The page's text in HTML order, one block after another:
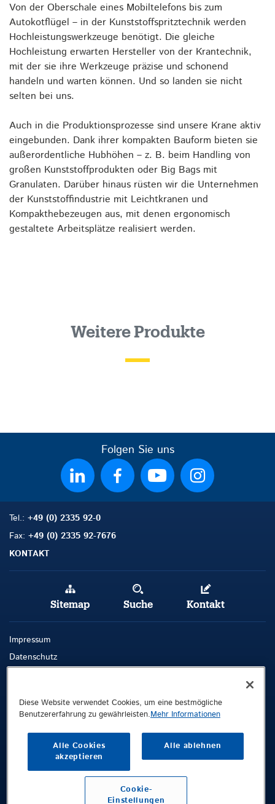
Von der Oberschale eines Mobiltelefons bis zum
Autokotflügel – in der Kunststoffspritztechnik werden
Hochleistungswerkzeuge benötigt. Die gleiche
Hochleistung erwarten Hersteller von der Krantechnik,
mit der sie ihre Werkzeuge präzise und schonend
handeln und warten können. Und so landen sie nicht
selten bei uns.
Auch in die Produktionsprozesse sind unsere Krane aktiv
eingebunden. Dank ihrer kompakten Bauform bieten sie
außerordentliche Hubhöhen – z. B. beim Handling von
großen Kunststoffprodukten oder Big Bags mit
Granulaten. Darüber hinaus rüsten wir die Unternehmen
der Kunststoffindustrie mit Leichtkranen und
Kompakthebezeugen aus, mit denen ergonomisch
gestaltete Arbeitsplätze realisiert werden.
Weitere Produkte
Folgen Sie uns
Tel.: +49 (0) 2335 92-0
Fax: +49 (0) 2335 92-7676
KONTAKT
Impressum
Datenschutz
Sitemap Suche Kontakt
Demag Cranes & Components GmbH
58286 Wetter
Diese Website verwendet Cookies, um eine bestmögliche
Benutzererfahrung zu gewährleisten.Mehr Informationen
Alle Cookies
akzeptieren
Alle ablehnen
Cookie-
Einstellungen